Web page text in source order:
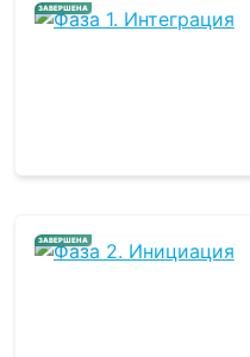
ЗАВЕРШЕНА
ЗАВЕРШЕНА